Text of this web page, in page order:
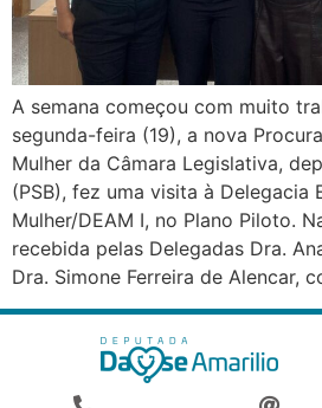
A semana começou com muito
segunda-feira (19), a nova
Mulher da Câmara Legislativa,
(PSB), fez uma visita à Delegacia
Mulher/DEAM I, no Plano Piloto.
recebida pelas Delegadas Dra.
Dra. Simone Ferreira de Alencar,